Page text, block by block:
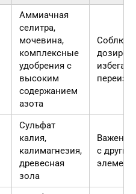
Аммиачная
селитра,
мочевина,
комплексные
удобрения с
высоким
содержанием
азота
избегать
Сульфат
калия,
калимагнезия,
древесная
зола
Важен
с